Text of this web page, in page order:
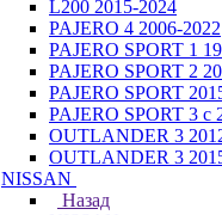
L200 2015-2024
PAJERO 4 2006-2022
PAJERO SPORT 1
PAJERO SPORT 2
PAJERO SPORT
PAJERO SPORT 3 с
OUTLANDER 3
OUTLANDER 3
NISSAN
Назад